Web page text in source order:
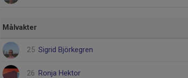
Målvakter
25 Sigrid Björkegren
26 Ronja Hektor